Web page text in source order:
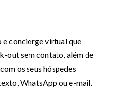
e concierge virtual que
out sem contato, além de
os seus hóspedes
WhatsApp ou e-mail.